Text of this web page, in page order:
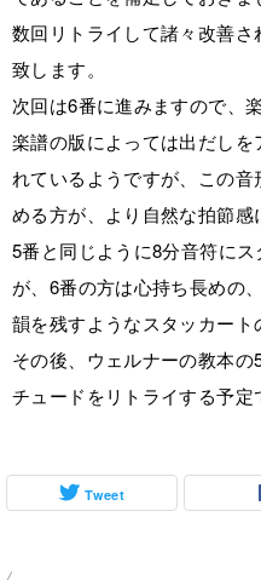
数回リトライして諸々改善
致します。
次回は6番に進みますので、
楽譜の版によっては出だし
れているようですが、この
める方が、より自然な拍節感
5番と同じように8分音符に
が、6番の方は心持ち長めの
韻を残すようなスタッカート
その後、ウェルナーの教本
チュードをリトライする予定
Tweet